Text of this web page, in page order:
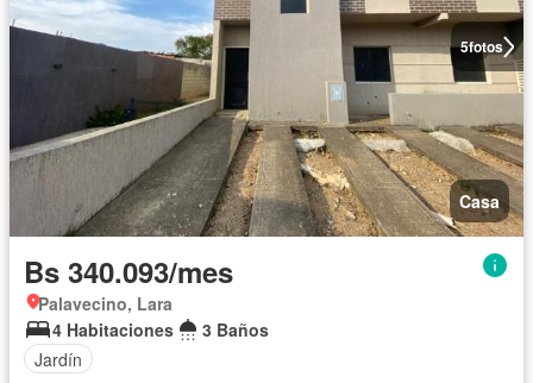
5fotos
Casa
Bs 340.093/mes
Palavecino, Lara
4 Habitaciones
3 Baños
Jardín